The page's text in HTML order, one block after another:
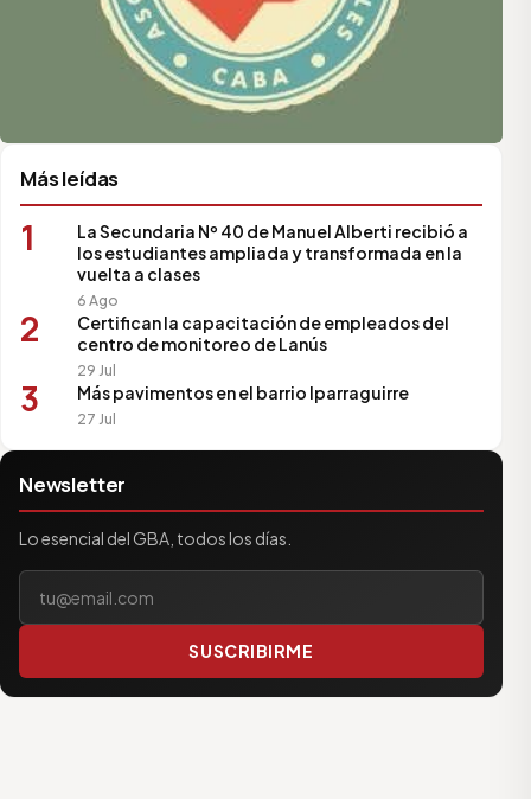
Más leídas
1
La Secundaria Nº 40 de Manuel Alberti recibió a
los estudiantes ampliada y transformada en la
vuelta a clases
6 Ago
2
Certifican la capacitación de empleados del
centro de monitoreo de Lanús
29 Jul
3 Más pavimentos en el barrio Iparraguirre
27 Jul
Newsletter
Lo esencial del GBA, todos los días.
SUSCRIBIRME